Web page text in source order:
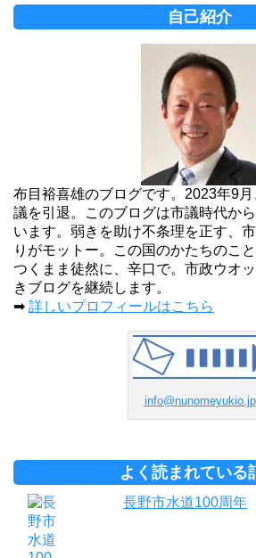
自己紹介
布目裕喜雄のブログです。2023年9
議を引退。このブログは市議時代か
います。弱きを助け不条理を正す、
りがモットー。この国のかたちのこ
つくまま徒然に、辛口で。市政ウオ
きブログを継続します。
➡ 詳しいプロフィールはこちら
info@nunomeyukio.jp
よく読まれている
長野市水道100周年